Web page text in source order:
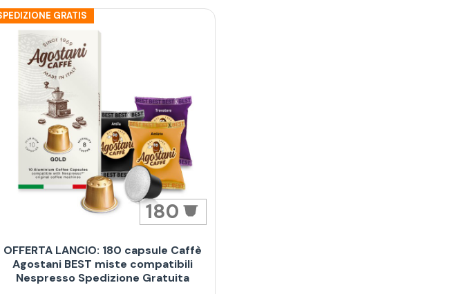
GRATIS
180
OFFERTA LANCIO: 180 capsule Caffè
Agostani BEST miste compatibili
Nespresso Spedizione Gratuita